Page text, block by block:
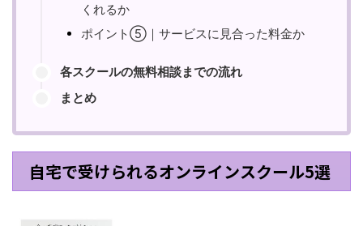
くれるか
ポイント⑤｜サービスに見合った料金か
各スクールの無料相談までの流れ
まとめ
自宅で受けられるオンラインスクール5選